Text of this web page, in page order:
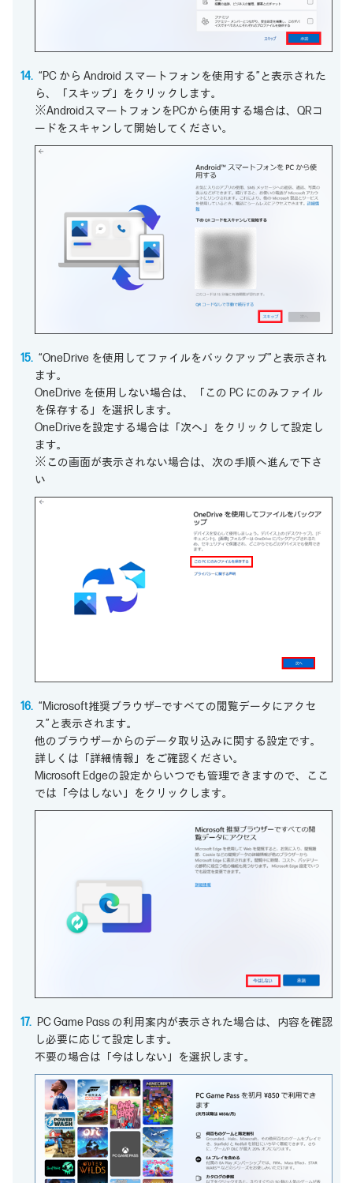
“PC から Android スマートフォンを使用する”と表示された
ら、「スキップ」をクリックします。
※AndroidスマートフォンをPCから使用する場合は、QRコ
ードをスキャンして開始してください。
“OneDrive を使用してファイルをバックアップ”と表示され
ます。
OneDrive を使用しない場合は、「この PC にのみファイル
を保存する」を選択します。
OneDriveを設定する場合は「次へ」をクリックして設定し
ます。
※この画面が表示されない場合は、次の手順へ進んで下さ
い
“Microsoft推奨ブラウザ―ですべての閲覧データにアクセ
ス”と表示されます。
他のブラウザーからのデータ取り込みに関する設定です。
詳しくは「詳細情報」をご確認ください。
Microsoft Edgeの設定からいつでも管理できますので、ここ
では「今はしない」をクリックします。
PC Game Pass の利用案内が表示された場合は、内容を確認
し必要に応じて設定します。
不要の場合は「今はしない」を選択します。